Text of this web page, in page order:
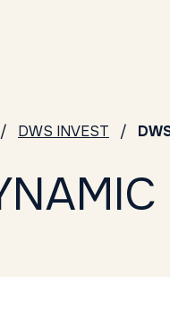
DWS INVEST